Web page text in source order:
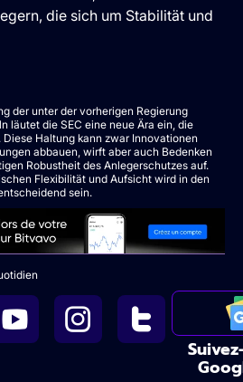
die sich um Stabilität und
der unter der vorherigen Regierung
läutet die SEC eine neue Ära ein, die
Haltung kann zwar Innovationen
abbauen, wirft aber auch Bedenken
Robustheit des Anlegerschutzes auf.
Flexibilität und Aufsicht wird in den
sein.